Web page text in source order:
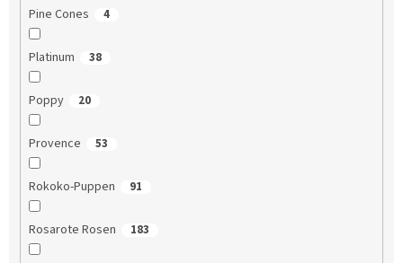
Pine Cones 4
Platinum 38
Poppy 20
Provence 53
Rokoko-Puppen 91
Rosarote Rosen 183